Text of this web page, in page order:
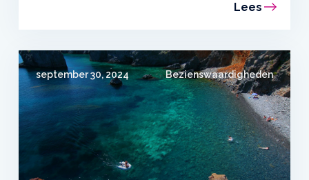
Lees
september 30, 2024 Bezienswaardigheden